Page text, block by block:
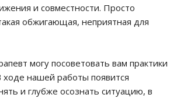
и совместности. Просто
обжигающая, неприятная для
могу посоветовать вам практики
ходе нашей работы появится
и глубже осознать ситуацию, в